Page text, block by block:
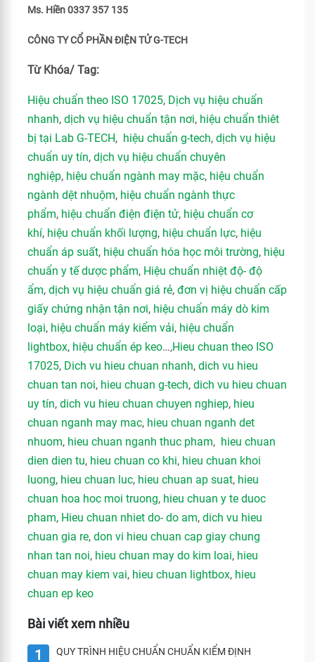
Ms. Hiền 0337 357 135
CÔNG TY CỔ PHẦN ĐIỆN TỬ G-TECH
Từ Khóa/ Tag:
Hiệu chuẩn theo ISO 17025, Dịch vụ hiệu chuẩn
nhanh, dịch vụ hiệu chuẩn tận nơi, hiệu chuẩn thiêt
bị tại Lab G-TECH, hiệu chuẩn g-tech, dịch vụ hiệu
chuẩn uy tín, dịch vụ hiệu chuẩn chuyên
nghiệp, hiệu chuẩn ngành may mặc, hiệu chuẩn
ngành dệt nhuộm, hiệu chuẩn ngành thực
phẩm, hiệu chuẩn điện điện tử, hiệu chuẩn cơ
khí, hiệu chuẩn khối lượng, hiệu chuẩn lực, hiệu
chuẩn áp suất, hiệu chuẩn hóa học môi trường, hiệu
chuẩn y tế dược phẩm, Hiệu chuẩn nhiệt độ- độ
ẩm, dịch vụ hiệu chuẩn giá rẻ, đơn vị hiệu chuẩn cấp
giấy chứng nhận tận nơi, hiệu chuẩn máy dò kim
loại, hiệu chuẩn máy kiểm vải, hiệu chuẩn
lightbox, hiệu chuẩn ép keo…,Hieu chuan theo ISO
17025, Dich vu hieu chuan nhanh, dich vu hieu
chuan tan noi, hieu chuan g-tech, dich vu hieu chuan
uy tín, dich vu hieu chuan chuyen nghiep, hieu
chuan nganh may mac, hieu chuan nganh det
nhuom, hieu chuan nganh thuc pham, hieu chuan
dien dien tu, hieu chuan co khi, hieu chuan khoi
luong, hieu chuan luc, hieu chuan ap suat, hieu
chuan hoa hoc moi truong, hieu chuan y te duoc
pham, Hieu chuan nhiet do- do am, dich vu hieu
chuan gia re, don vi hieu chuan cap giay chung
nhan tan noi, hieu chuan may do kim loai, hieu
chuan may kiem vai, hieu chuan lightbox, hieu
chuan ep keo
Bài viết xem nhiều
1
QUY TRÌNH HIỆU CHUẨN CHUẨN KIỂM ĐỊNH